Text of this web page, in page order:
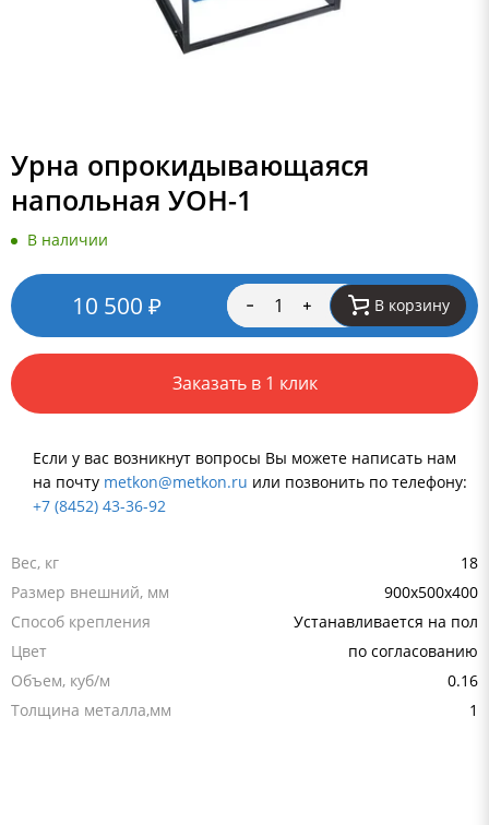
Урна опрокидывающаяся
напольная УОН-1
В наличии
10 500 ₽ В корзину
Заказать в 1 клик
Если у вас возникнут вопросы Вы можете написать нам
на почту metkon@metkon.ru или позвонить по телефону:
+7 (8452) 43-36-92
Вес, кг
18
Размер внешний, мм
900x500x400
Способ крепления
Устанавливается на пол
Цвет
по согласованию
Объем, куб/м
0.16
Толщина металла,мм
1